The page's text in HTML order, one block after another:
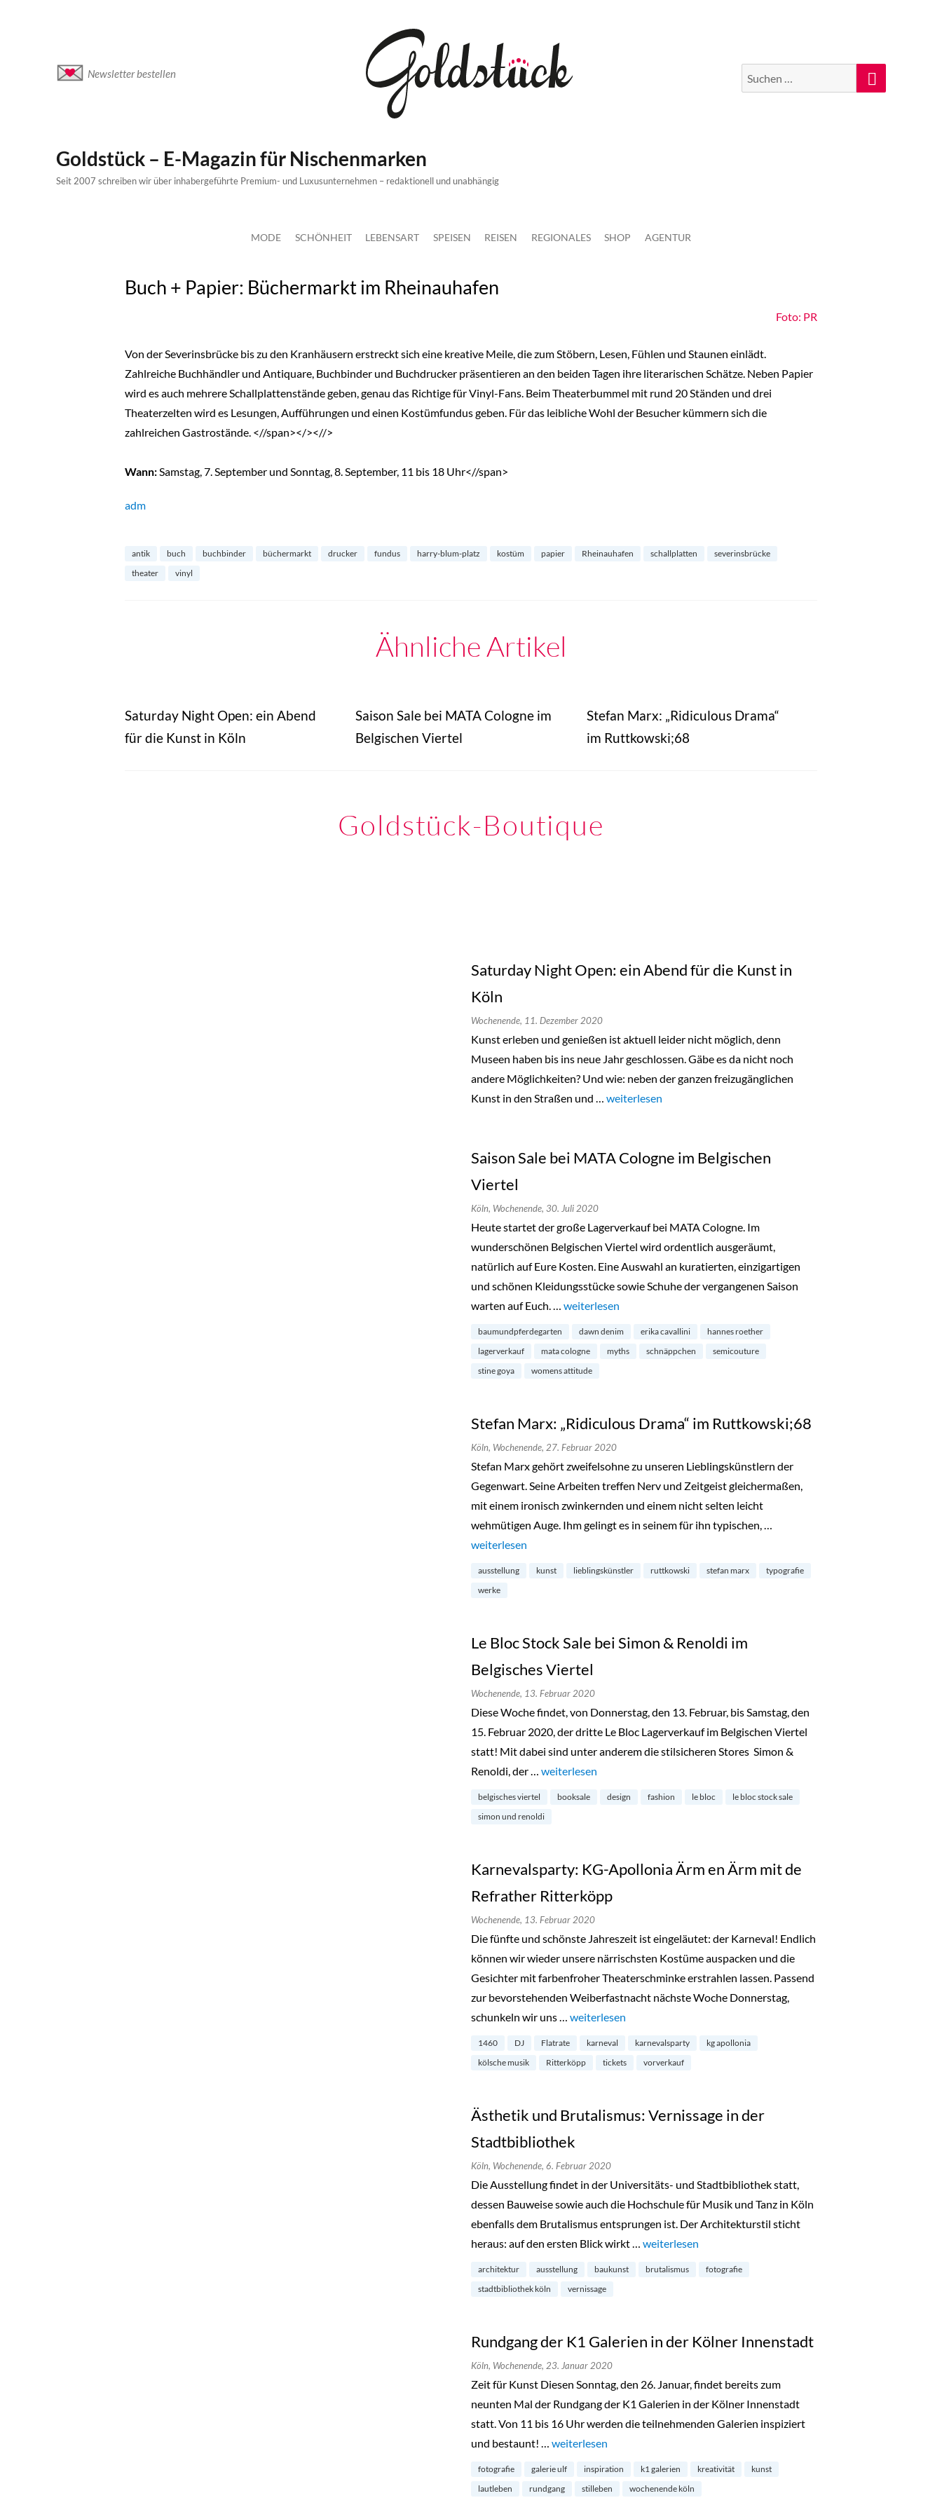
Newsletter bestellen
Suche
nach:
Suchen
Goldstück – E-Magazin für Nischenmarken
Seit 2007 schreiben wir über inhabergeführte Premium- und Luxusunternehmen – redaktionell und unabhängig
MODE SCHÖNHEIT LEBENSART SPEISEN REISEN REGIONALES SHOP AGENTUR
Buch + Papier: Büchermarkt im Rheinauhafen
Foto: PR
Von der Severinsbrücke bis zu den Kranhäusern erstreckt sich eine kreative Meile, die zum Stöbern, Lesen, Fühlen und Staunen einlädt.
Zahlreiche Buchhändler und Antiquare, Buchbinder und Buchdrucker präsentieren an den beiden Tagen ihre literarischen Schätze. Neben Papier
wird es auch mehrere Schallplattenstände geben, genau das Richtige für Vinyl-Fans. Beim Theaterbummel mit rund 20 Ständen und drei
Theaterzelten wird es Lesungen, Aufführungen und einen Kostümfundus geben. Für das leibliche Wohl der Besucher kümmern sich die
zahlreichen Gastrostände. <//span></><//>
Wann:Samstag, 7. September und Sonntag, 8. September, 11 bis 18 Uhr<//span>
adm
antik buch buchbinder büchermarkt drucker fundus harry-blum-platz kostüm papier Rheinauhafen schallplatten
severinsbrücke
theater
vinyl
Ähnliche Artikel
Saturday Night Open: ein Abend
für die Kunst in Köln
Saison Sale bei MATA Cologne im
Belgischen Viertel
Stefan Marx: „Ridiculous Drama“
im Ruttkowski;68
Goldstück-Boutique
Saturday Night Open: ein Abend für die Kunst in
Köln
Wochenende, 11. Dezember 2020
Kunst erleben und genießen ist aktuell leider nicht möglich, denn
Museen haben bis ins neue Jahr geschlossen. Gäbe es da nicht noch
andere Möglichkeiten? Und wie: neben der ganzen freizugänglichen
Kunst in den Straßen und … „Saturday Night Open: ein Abend für die Kunst in Köln“
weiterlesen
Saison Sale bei MATA Cologne im Belgischen
Viertel
Köln, Wochenende, 30. Juli 2020
Heute startet der große Lagerverkauf bei MATA Cologne. Im
wunderschönen Belgischen Viertel wird ordentlich ausgeräumt,
natürlich auf Eure Kosten. Eine Auswahl an kuratierten, einzigartigen
und schönen Kleidungsstücke sowie Schuhe der vergangenen Saison
warten auf Euch. … „Saison Sale bei MATA Cologne im Belgischen Viertel“
weiterlesen
baumundpferdegarten dawn denim erika cavallini
hannes roether
lagerverkauf
mata cologne myths schnäppchen
semicouture
stine goya
womens attitude
Stefan Marx: „Ridiculous Drama“ im Ruttkowski;68
Köln, Wochenende, 27. Februar 2020
Stefan Marx gehört zweifelsohne zu unseren Lieblingskünstlern der
Gegenwart. Seine Arbeiten treffen Nerv und Zeitgeist gleichermaßen,
mit einem ironisch zwinkernden und einem nicht selten leicht
wehmütigen Auge. Ihm gelingt es in seinem für ihn typischen, …
„Stefan Marx: „Ridiculous Drama“ im Ruttkowski;68“
weiterlesen
ausstellung kunst lieblingskünstler ruttkowski stefan marx
typografie
werke
Le Bloc Stock Sale bei Simon & Renoldi im
Belgisches Viertel
Wochenende, 13. Februar 2020
Diese Woche findet, von Donnerstag, den 13. Februar, bis Samstag, den
15. Februar 2020, der dritte Le Bloc Lagerverkauf im Belgischen Viertel
statt! Mit dabei sind unter anderem die stilsicheren Stores Simon &
Renoldi, der … „Le Bloc Stock Sale bei Simon & Renoldi im Belgisches Viertel“
weiterlesen
belgisches viertel booksale design fashion le bloc
le bloc stock sale
simon und renoldi
Karnevalsparty: KG-Apollonia Ärm en Ärm mit de
Refrather Ritterköpp
Wochenende, 13. Februar 2020
Die fünfte und schönste Jahreszeit ist eingeläutet: der Karneval! Endlich
können wir wieder unsere närrischsten Kostüme auspacken und die
Gesichter mit farbenfroher Theaterschminke erstrahlen lassen. Passend
zur bevorstehenden Weiberfastnacht nächste Woche Donnerstag,
schunkeln wir uns … „Karnevalsparty: KG-Apollonia Ärm en Ärm mit de Refrather Ritterköpp“
weiterlesen
1460 DJ Flatrate karneval karnevalsparty
kg apollonia
kölsche musik
Ritterköpp tickets vorverkauf
Ästhetik und Brutalismus: Vernissage in der
Stadtbibliothek
Köln, Wochenende, 6. Februar 2020
Die Ausstellung findet in der Universitäts- und Stadtbibliothek statt,
dessen Bauweise sowie auch die Hochschule für Musik und Tanz in Köln
ebenfalls dem Brutalismus entsprungen ist. Der Architekturstil sticht
heraus: auf den ersten Blick wirkt … „Ästhetik und Brutalismus: Vernissage in der Stadtbibliothek“
weiterlesen
architektur ausstellung baukunst brutalismus
fotografie
stadtbibliothek köln
vernissage
Rundgang der K1 Galerien in der Kölner Innenstadt
Köln, Wochenende, 23. Januar 2020
Zeit für Kunst Diesen Sonntag, den 26. Januar, findet bereits zum
neunten Mal der Rundgang der K1 Galerien in der Kölner Innenstadt
statt. Von 11 bis 16 Uhr werden die teilnehmenden Galerien inspiziert
und bestaunt! … „Rundgang der K1 Galerien in der Kölner Innenstadt“
weiterlesen
fotografie galerie ulf inspiration k1 galerien kreativität
kunst
lautleben
rundgang stilleben wochenende köln